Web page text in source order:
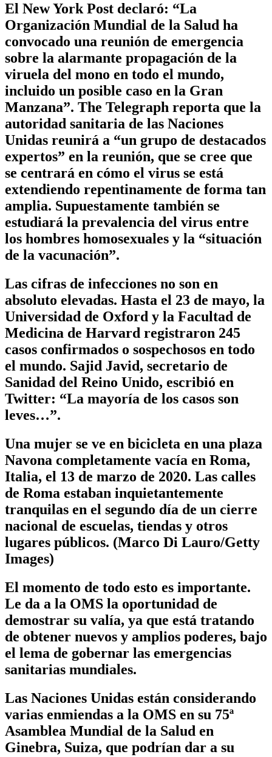
El New York Post declaró: “La
Organización Mundial de la Salud ha
convocado una reunión de emergencia
sobre la alarmante propagación de la
viruela del mono en todo el mundo,
incluido un posible caso en la Gran
Manzana”. The Telegraph reporta que la
autoridad sanitaria de las Naciones
Unidas reunirá a “un grupo de destacados
expertos” en la reunión, que se cree que
se centrará en cómo el virus se está
extendiendo repentinamente de forma tan
amplia. Supuestamente también se
estudiará la prevalencia del virus entre
los hombres homosexuales y la “situación
de la vacunación”.
Las cifras de infecciones no son en
absoluto elevadas. Hasta el 23 de mayo, la
Universidad de Oxford y la Facultad de
Medicina de Harvard registraron 245
casos confirmados o sospechosos en todo
el mundo. Sajid Javid, secretario de
Sanidad del Reino Unido, escribió en
Twitter: “La mayoría de los casos son
leves…”.
Una mujer se ve en bicicleta en una plaza
Navona completamente vacía en Roma,
Italia, el 13 de marzo de 2020. Las calles
de Roma estaban inquietantemente
tranquilas en el segundo día de un cierre
nacional de escuelas, tiendas y otros
lugares públicos. (Marco Di Lauro/Getty
Images)
El momento de todo esto es importante.
Le da a la OMS la oportunidad de
demostrar su valía, ya que está tratando
de obtener nuevos y amplios poderes, bajo
el lema de gobernar las emergencias
sanitarias mundiales.
Las Naciones Unidas están considerando
varias enmiendas a la OMS en su 75ª
Asamblea Mundial de la Salud en
Ginebra, Suiza, que podrían dar a su